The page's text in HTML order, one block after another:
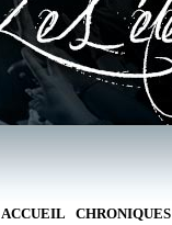
ACCUEIL CHRONIQUES